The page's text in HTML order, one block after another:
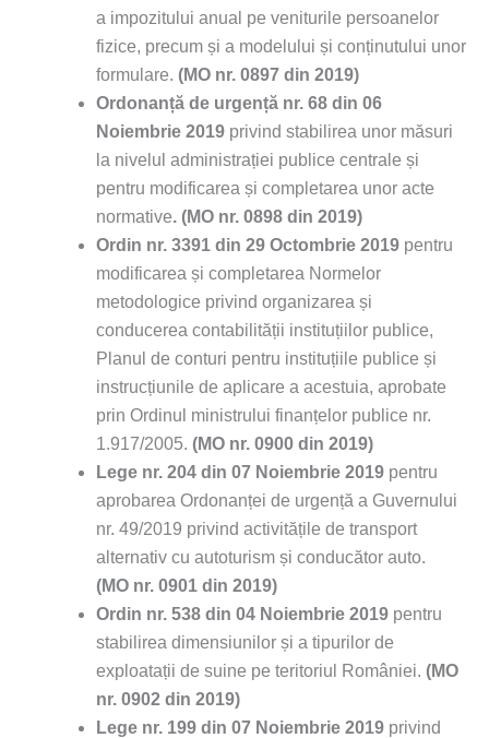
a impozitului anual pe veniturile persoanelor
fizice, precum și a modelului și conținutului unor
formulare. (MO nr. 0897 din 2019)
Ordonanță de urgență nr. 68 din 06
Noiembrie 2019 privind stabilirea unor măsuri
la nivelul administrației publice centrale și
pentru modificarea și completarea unor acte
normative. (MO nr. 0898 din 2019)
Ordin nr. 3391 din 29 Octombrie 2019 pentru
modificarea și completarea Normelor
metodologice privind organizarea și
conducerea contabilității instituțiilor publice,
Planul de conturi pentru instituțiile publice și
instrucțiunile de aplicare a acestuia, aprobate
prin Ordinul ministrului finanțelor publice nr.
1.917/2005. (MO nr. 0900 din 2019)
Lege nr. 204 din 07 Noiembrie 2019 pentru
aprobarea Ordonanței de urgență a Guvernului
nr. 49/2019 privind activitățile de transport
alternativ cu autoturism și conducător auto.
(MO nr. 0901 din 2019)
Ordin nr. 538 din 04 Noiembrie 2019 pentru
stabilirea dimensiunilor și a tipurilor de
exploatații de suine pe teritoriul României. (MO
nr. 0902 din 2019)
Lege nr. 199 din 07 Noiembrie 2019 privind